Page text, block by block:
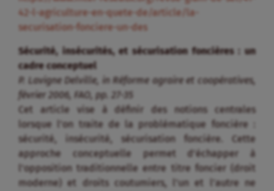
42-l-agriculture-en-quete-de/article/la-
securisation-fonciere-un-des
Sécurité, insécurités, et sécurisation foncières : un
cadre conceptuel
P. Lavigne Delville, in Réforme agraire et coopératives,
février 2006, FAO, pp. 27-35
Cet article vise à définir des notions centrales
lorsque l’on traite de la problématique foncière :
sécurité, insécurité, sécurisation foncière. Cette
approche conceptuelle permet d’échapper à
l’opposition traditionnelle entre titre foncier (droit
moderne) et droits coutumiers, l’un et l’autre ne